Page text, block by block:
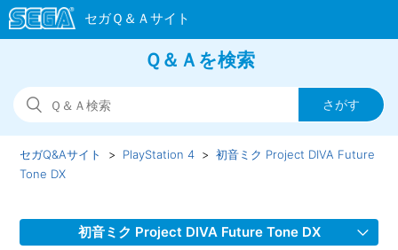
Ｑ＆Ａを検索
セガQ&Aサイト PlayStation 4
初音ミク Project DIVA Future
Tone DX
初音ミク Project DIVA Future Tone DX